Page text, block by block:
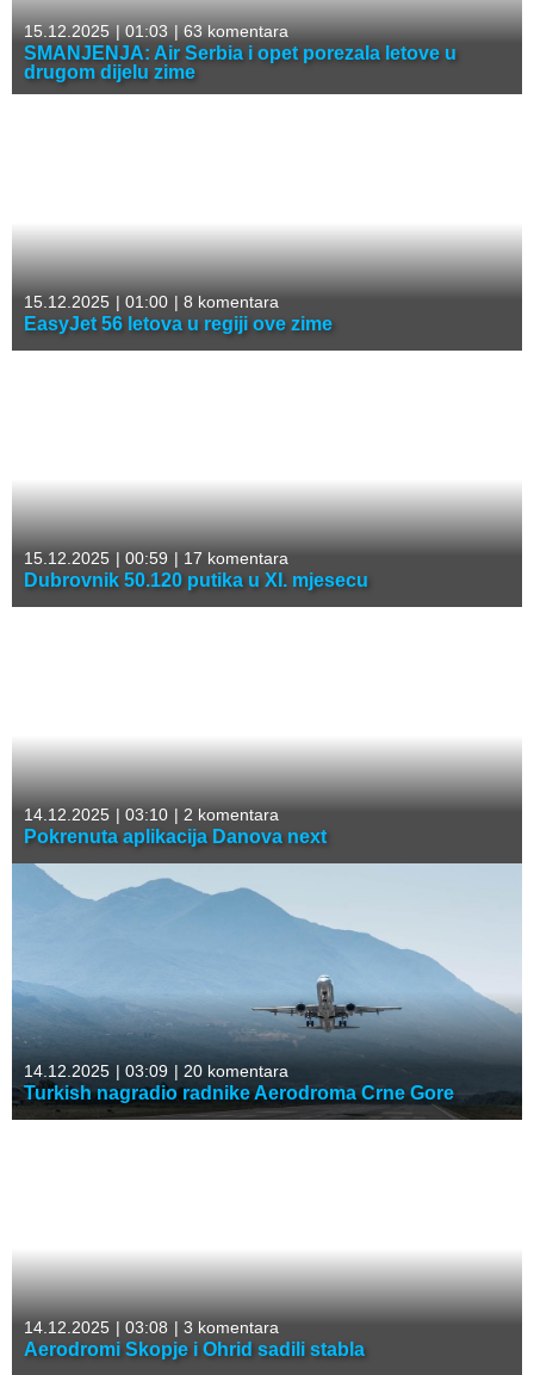
15.12.2025 |01:03 |63 komentara
SMANJENJA: Air Serbia i opet porezala letove u
drugom dijelu zime
15.12.2025 | 01:00 | 8 komentara
EasyJet 56 letova u regiji ove zime
15.12.2025 | 00:59 | 17 komentara
Dubrovnik 50.120 putika u XI. mjesecu
14.12.2025 | 03:10 | 2 komentara
Pokrenuta aplikacija Danova next
14.12.2025 | 03:09 | 20 komentara
Turkish nagradio radnike Aerodroma Crne Gore
14.12.2025 | 03:08 | 3 komentara
Aerodromi Skopje i Ohrid sadili stabla